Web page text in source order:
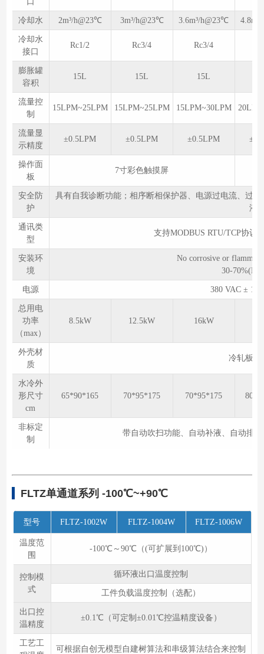
冷却水 2m³/h@23℃ 3m³/h@23℃ 3.6m³/h@23℃
冷却水
接口
Rc1/2 Rc3/4 Rc3/4
膨胀罐
容积
15L 15L 15L
流量控
制
15LPM~25LPM 15LPM~25LPM 15LPM~30LPM
流量显
示精度
±0.5LPM ±0.5LPM ±0.5LPM
操作面
板
7寸彩色触摸屏
安全防
护
具有自我诊断功能；相序断相保护器、电源过电流、过
液
通讯类
型
支持MODBUS RTU/TCP协议
安装环
境
No corrosive or
30-70%(No
电源 380 VAC ±
总用电
功率
（max）
8.5kW 12.5kW 16kW
外壳材
质
冷轧板喷
水冷外
形尺寸
cm
65*90*165 70*95*175 70*95*175
非标定
制
带自动吹扫功能、自动补液、自动排
FLTZ单通道系列 -100℃~+90℃
型号 FLTZ-1002W FLTZ-1004W FLTZ-1006W
温度范
围
-100℃～90℃（(可扩展到100℃)）
控制模
式
循环液出口温度控制
工件负载温度控制（选配）
出口控
温精度
±0.1℃（可定制±0.01℃控温精度设备）
工艺工
可根据自创无模型自建树算法和串级算法结合来控制